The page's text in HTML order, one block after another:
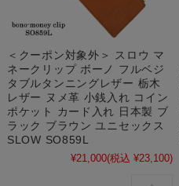
＜クーポン対象外＞ スロウ マ
ネークリップ ボーノ フルベジ
タブルタンニングレザー 栃木
レザー ヌメ革 小銭入れ コイン
ポケット カード入れ 日本製 ブ
ラック ブラウン ユニセックス
SLOW SO859L
¥21,000(税込 ¥23,100)